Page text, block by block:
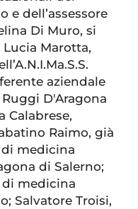
e dell’assessore
Di Muro, si
Marotta,
aziendale
D'Aragona
Calabrese,
Raimo, già
medicina
di Salerno;
di medicina
Salvatore Troisi,